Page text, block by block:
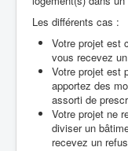
Les différents cas :
Votre projet est
vous recevez
Votre projet est
apportez des
assorti de
Votre projet ne
diviser un
recevez un